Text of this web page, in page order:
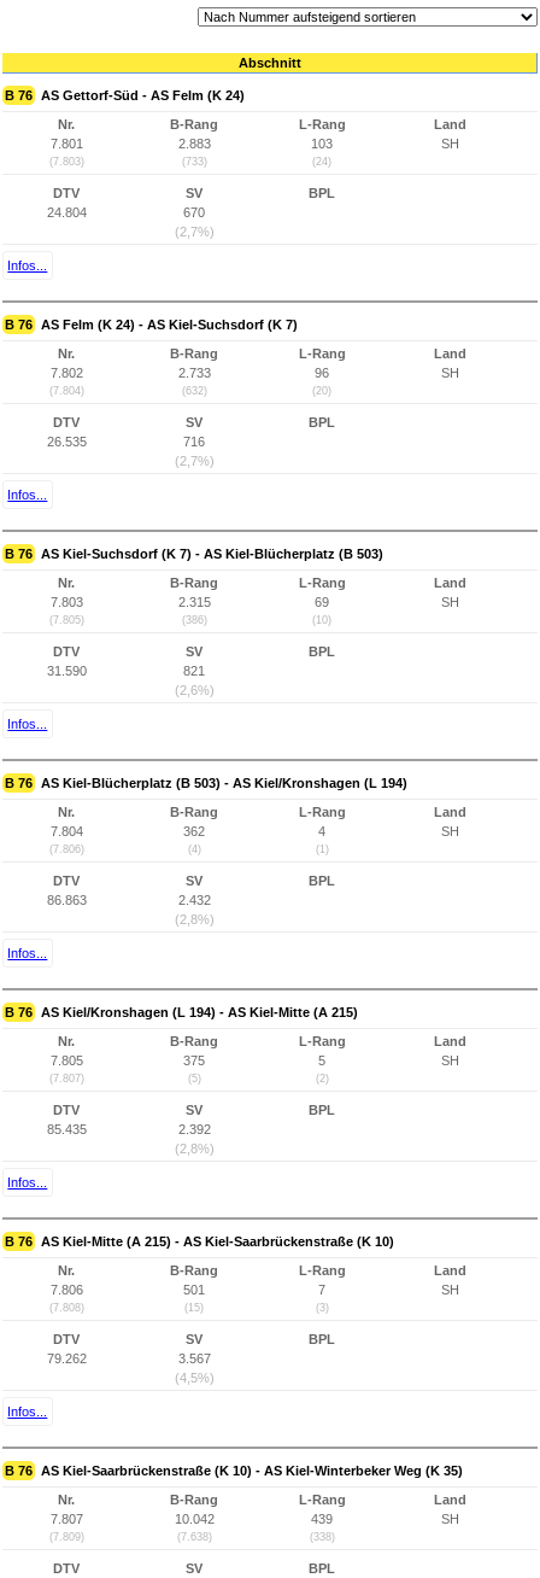
Abschnitt
B 76 AS Gettorf-Süd - AS Felm (K 24)
Nr.
7.801
(7.803)
B-Rang
2.883
(733)
L-Rang
103
(24)
Land
SH
DTV
24.804
SV
670
(2,7%)
BPL
Infos...
B 76 AS Felm (K 24) - AS Kiel-Suchsdorf (K 7)
Nr.
7.802
(7.804)
B-Rang
2.733
(632)
L-Rang
96
(20)
Land
SH
DTV
26.535
SV
716
(2,7%)
BPL
Infos...
B 76 AS Kiel-Suchsdorf (K 7) - AS Kiel-Blücherplatz (B 503)
Nr.
7.803
(7.805)
B-Rang
2.315
(386)
L-Rang
69
(10)
Land
SH
DTV
31.590
SV
821
(2,6%)
BPL
Infos...
B 76 AS Kiel-Blücherplatz (B 503) - AS Kiel/Kronshagen (L 194)
Nr.
7.804
(7.806)
B-Rang
362
(4)
L-Rang
4
(1)
Land
SH
DTV
86.863
SV
2.432
(2,8%)
BPL
Infos...
B 76 AS Kiel/Kronshagen (L 194) - AS Kiel-Mitte (A 215)
Nr.
7.805
(7.807)
B-Rang
375
(5)
L-Rang
5
(2)
Land
SH
DTV
85.435
SV
2.392
(2,8%)
BPL
Infos...
B 76 AS Kiel-Mitte (A 215) - AS Kiel-Saarbrückenstraße (K 10)
Nr.
7.806
(7.808)
B-Rang
501
(15)
L-Rang
7
(3)
Land
SH
DTV
79.262
SV
3.567
(4,5%)
BPL
Infos...
B 76 AS Kiel-Saarbrückenstraße (K 10) - AS Kiel-Winterbeker Weg (K 35)
Nr.
7.807
(7.809)
B-Rang
10.042
(7.638)
L-Rang
439
(338)
Land
SH
DTV
SV
BPL